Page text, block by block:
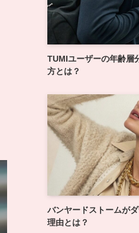
TUMIユーザーの年齢層
方とは？
バンヤードストームが
理由とは？